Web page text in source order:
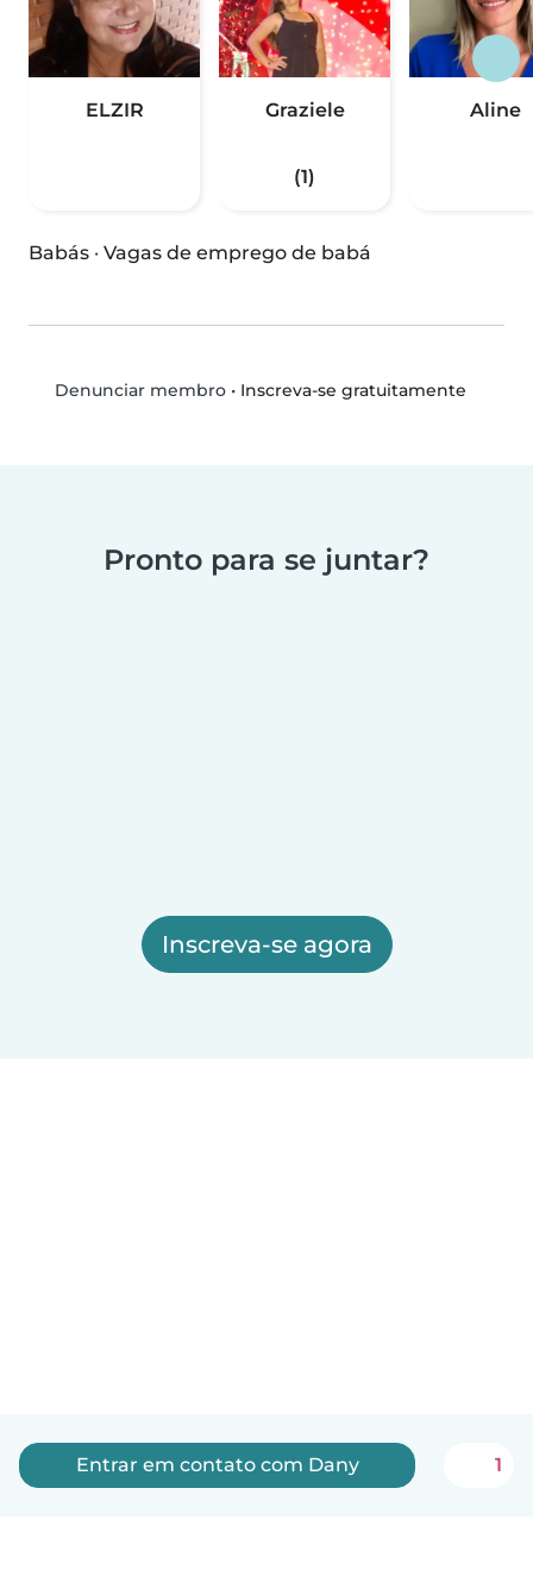
ELZIR Graziele
(1)
Aline
Babás · Vagas de emprego de babá
Denunciar membro• Inscreva-se gratuitamente
Pronto para se juntar?
Inscreva-se agora
Entrar em contato com Dany 1